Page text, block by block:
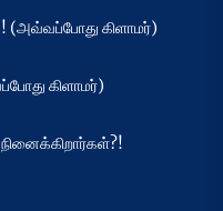
கிளாமர்)
கிளாமர்)